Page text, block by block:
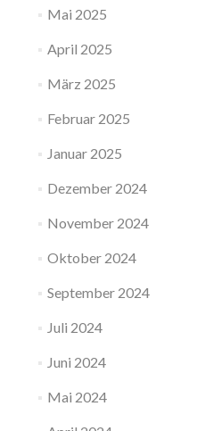
Mai 2025
April 2025
März 2025
Februar 2025
Januar 2025
Dezember 2024
November 2024
Oktober 2024
September 2024
Juli 2024
Juni 2024
Mai 2024